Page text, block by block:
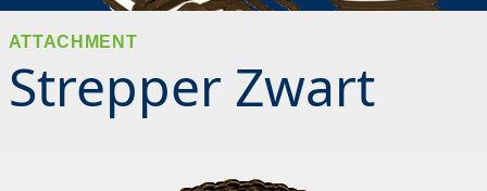
ATTACHMENT
Strepper Zwart